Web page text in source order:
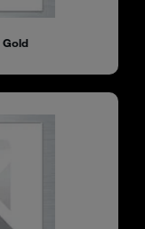
Gold